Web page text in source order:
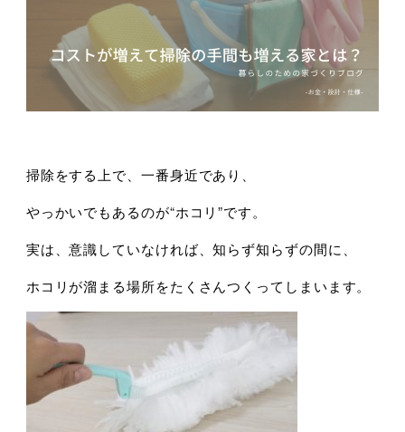
掃除をする上で、一番身近であり、
やっかいでもあるのが“ホコリ”です。
実は、意識していなければ、知らず知らずの間に、
ホコリが溜まる場所をたくさんつくってしまいます。